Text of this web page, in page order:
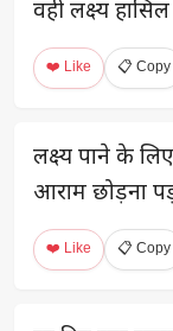
वही लक्ष्य
❤️ Like 📋 Copy
लक्ष्य पाने के
आराम छोड़ना
❤️ Like 📋 Copy